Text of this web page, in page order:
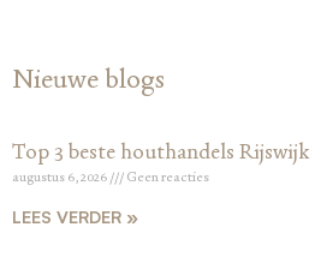
Nieuwe blogs
Top 3 beste houthandels Rijswijk
augustus 6, 2026 Geen reacties
LEES VERDER »